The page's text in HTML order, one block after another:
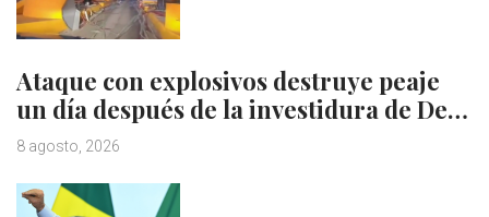
Ataque con explosivos destruye peaje
un día después de la investidura de De…
8 agosto, 2026